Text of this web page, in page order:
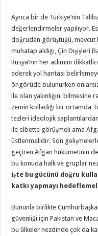
Ayrıca bir de Türkiye’nin
değerlendirmeler yapılıyor.
doğrudan görüştüğü, mevcut
muhatap aldığı, Çin Dışişleri
Rusya’nın her adımını
ederek yol haritası
öngörüde bulunurken
ile olan yakınlığını bilmesine
zemin kolladığı bir ortamda
tezleri ideolojik
ile elbette görüşmeli ama
üstlenmelidir. Son
geçiren Afgan hükümetinin
bu konuda halk ve gruplar
işte bu gücünü doğru
katkı yapmayı
Bununla birlikte
güvenliği için Pakistan ve
bu ülkeler nezdinde çok da